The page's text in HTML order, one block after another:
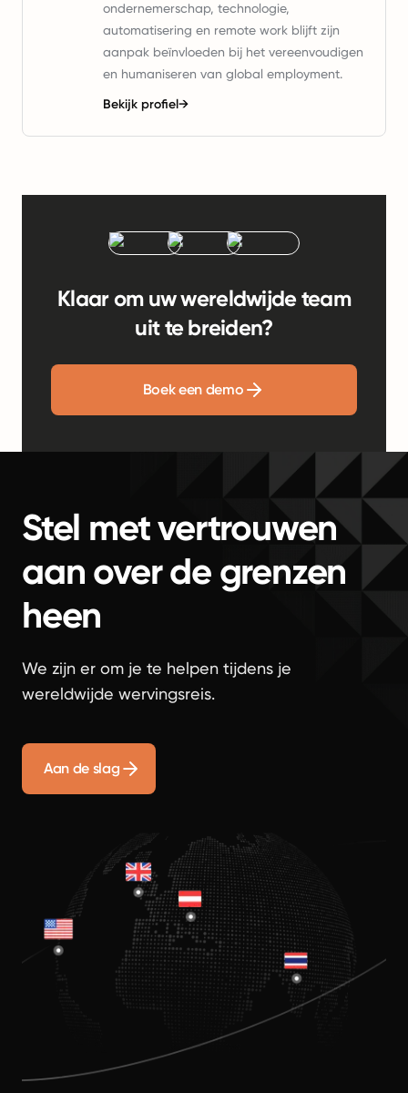
ondernemerschap, technologie,
automatisering en remote work blijft zijn
aanpak beïnvloeden bij het vereenvoudigen
en humaniseren van global employment.
Bekijk profiel→
Klaar om uw wereldwijde team
uit te breiden?
Boek een demo
Stel met vertrouwen
aan over de grenzen
heen
We zijn er om je te helpen tijdens je
wereldwijde wervingsreis.
Aan de slag